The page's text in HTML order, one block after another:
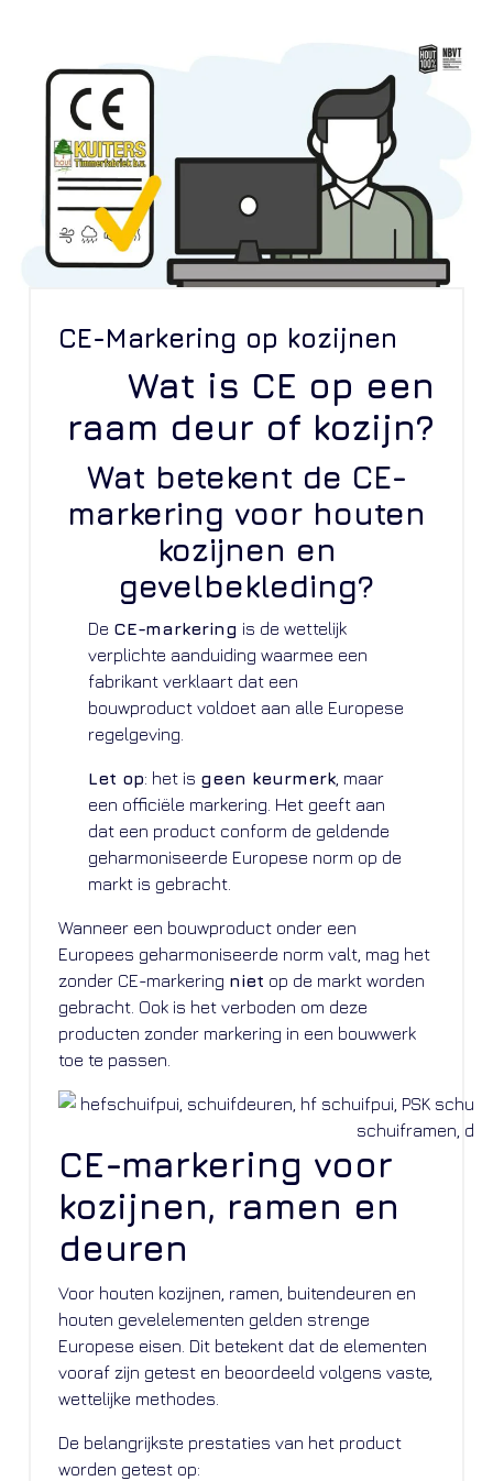
CE-Markering op kozijnen
Wat is CE op een
raam deur of kozijn?
Wat betekent de CE-
markering voor houten
kozijnen en
gevelbekleding?
De CE-markering is de wettelijk
verplichte aanduiding waarmee een
fabrikant verklaart dat een
bouwproduct voldoet aan alle Europese
regelgeving.
Let op: het is geen keurmerk , maar
een officiële markering. Het geeft aan
dat een product conform de geldende
geharmoniseerde Europese norm op de
markt is gebracht.
Wanneer een bouwproduct onder een
Europees geharmoniseerde norm valt, mag het
zonder CE-markering niet op de markt worden
gebracht. Ook is het verboden om deze
producten zonder markering in een bouwwerk
toe te passen.
CE-markering voor
kozijnen, ramen en
deuren
Voor houten kozijnen, ramen, buitendeuren en
houten gevelelementen gelden strenge
Europese eisen. Dit betekent dat de elementen
vooraf zijn getest en beoordeeld volgens vaste,
wettelijke methodes.
De belangrijkste prestaties van het product
worden getest op: